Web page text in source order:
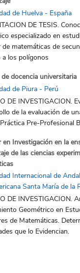
de Huelva - España
DE TESIS.
especializado en
matemáticas de
los polígonos
docencia universitaria
de Piura - Perú
DE INVESTIGACION.
de la evaluación de
Pre-Profesional
en Investigación en la
de las ciencias
Internacional de
Santa María de la
DE INVESTIGACION.
Geométrico en
de Matemáticas.
que lo Evidencian.